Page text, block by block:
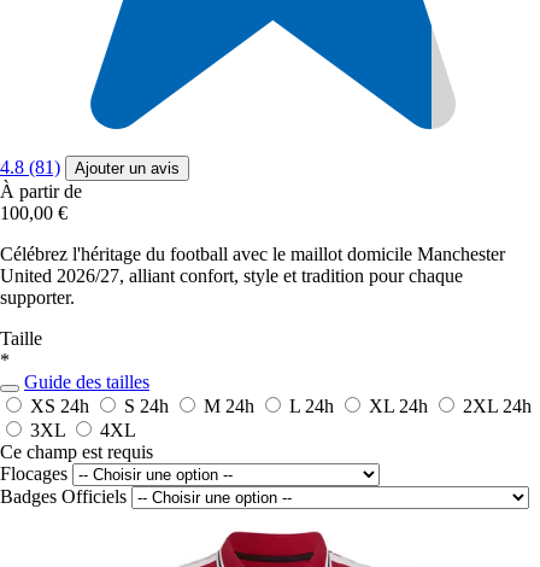
4.8 (81) Ajouter un avis
À partir de
100,00 €
Célébrez l'héritage du football avec le maillot domicile Manchester
United 2026/27, alliant confort, style et tradition pour chaque
supporter.
Taille
*
Guide des tailles
XS 24h S 24h M 24h L 24h XL 24h 2XL 24h
3XL
4XL
Ce champ est requis
Flocages
Badges Officiels